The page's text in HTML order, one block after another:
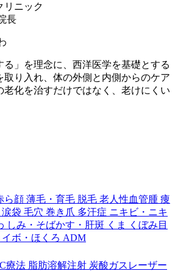
リニック
長
る」を理念に、西洋医学を基礎とする
取り入れ、体の外側と内側からのケア
老化を治すだけではなく、老けにくい
ら顔 薄毛・育毛 脱毛 老人性血管腫 痩
涙袋 毛穴 巻き爪 多汗症 ニキビ・ニキ
しみ・そばかす・肝斑 くま
くぼみ目
イボ・ほくろ ADM
療法 脂肪溶解注射 炭酸ガスレーザー